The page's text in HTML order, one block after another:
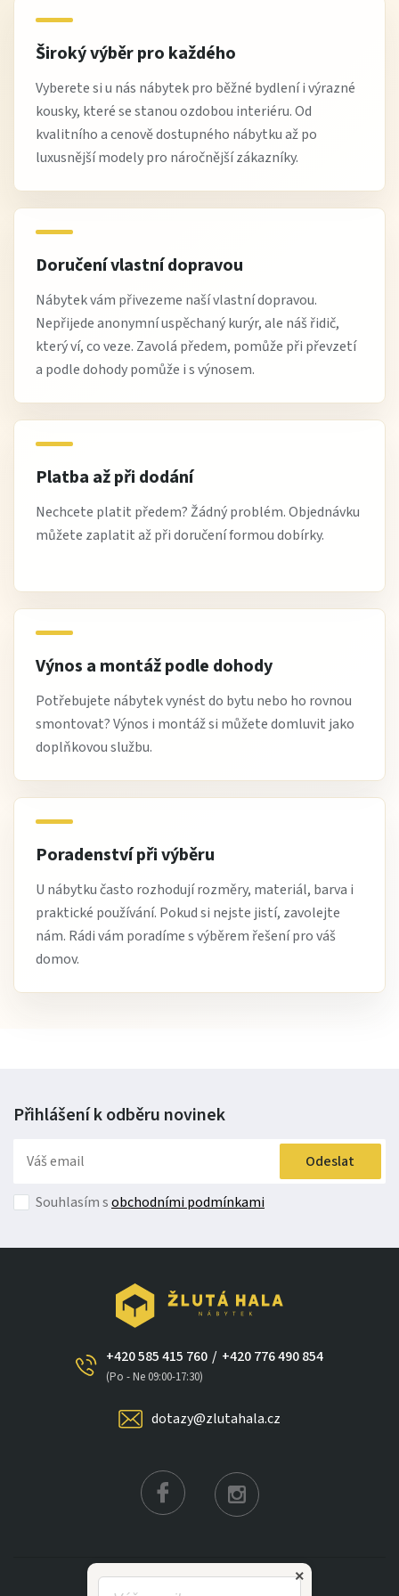
postelí VENETA
Vlastnosti:
Elektricky nastavitelný rám se dvěma dálkovými
velikostech: 200x90/140/160 a 180 cm
Vybavená bonelovou matrací, taštičkovou matrací a
vrchní matrací - topper.
Topper je zajištěn hedvábným potahem, který lze
sejmout pomocí zipu a je pratelný
Elegantní, černé plastové nohy
Široká škála barev čalounění
Široký výběr pro každého
Vyberete si u nás nábytek pro běžné bydlení i výrazné
kousky, které se stanou ozdobou interiéru. Od
kvalitního a cenově dostupného nábytku až po
luxusnější modely pro náročnější zákazníky.
Doručení vlastní dopravou
Nábytek vám přivezeme naší vlastní dopravou.
Nepřijede anonymní uspěchaný kurýr, ale náš řidič,
který ví, co veze. Zavolá předem, pomůže při převzetí
a podle dohody pomůže i s výnosem.
Platba až při dodání
Nechcete platit předem? Žádný problém. Objednávku
můžete zaplatit až při doručení formou dobírky.
Výnos a montáž podle dohody
Potřebujete nábytek vynést do bytu nebo ho rovnou
smontovat? Výnos i montáž si můžete domluvit jako
doplňkovou službu.
Poradenství při výběru
U nábytku často rozhodují rozměry, materiál, barva i
praktické používání. Pokud si nejste jistí, zavolejte
nám. Rádi vám poradíme s výběrem řešení pro váš
domov.
Přihlášení k odběru novinek
Odeslat
Souhlasím sobchodními podmínkami
+420 585 415 760
(Po - Ne 09:00-17:30)
/ +420 776 490 854
dotazy@zlutahala.cz
KATEGORIE